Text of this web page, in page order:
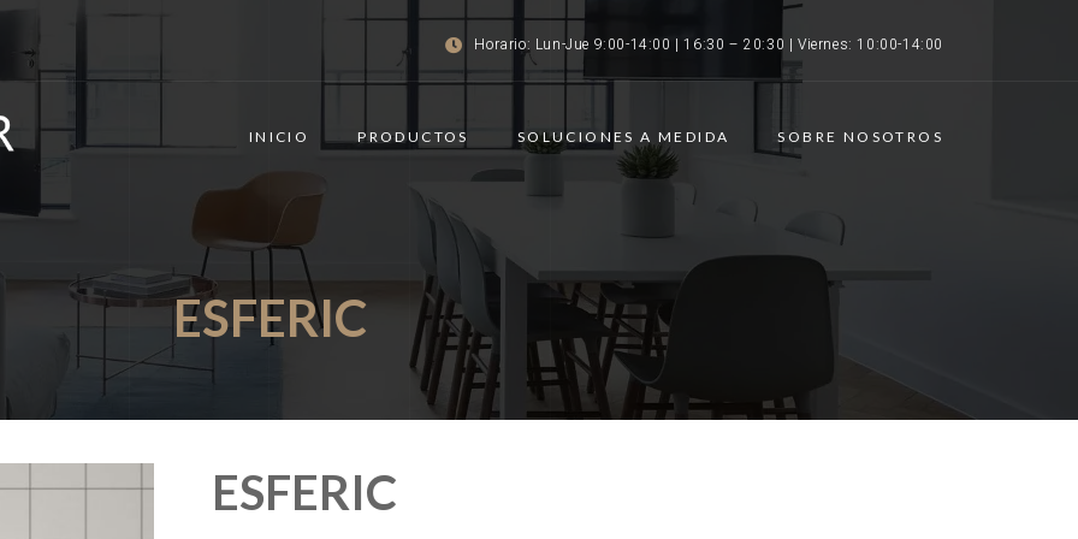
Horario: Lun-Jue 9:00-14:00 | 16:30 – 20:30 | Viernes: 10:00-14:00
INICIO PRODUCTOS SOLUCIONES A MEDIDA SOBRE NOSOTROS
ESFERIC
ESFERIC